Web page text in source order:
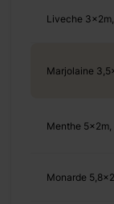
Liveche
Marjolaine
Menthe
Monarde
+ 155 €